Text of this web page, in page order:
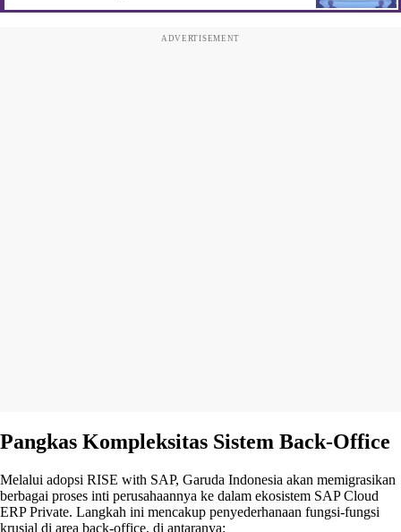
ADVERTISEMENT
Pangkas Kompleksitas Sistem Back-Office
Melalui adopsi RISE with SAP, Garuda Indonesia akan memigrasikan
berbagai proses inti perusahaannya ke dalam ekosistem SAP Cloud
ERP Private. Langkah ini mencakup penyederhanaan fungsi-fungsi
krusial di area back-office, di antaranya: